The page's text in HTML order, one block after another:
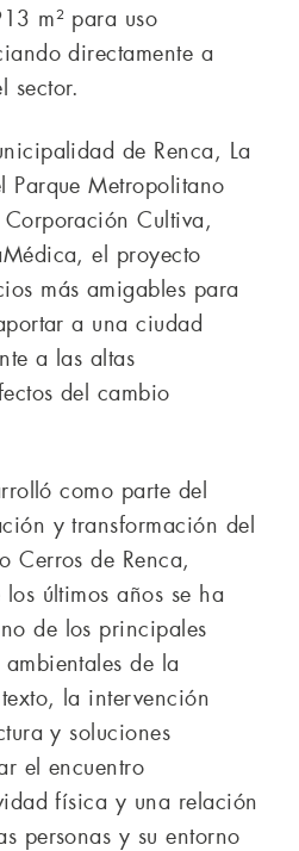
m² para uso
directamente a
sector.
de Renca, La
Parque Metropolitano
Cultiva,
el proyecto
más amigables para
a una ciudad
a las altas
del cambio
como parte del
y transformación del
Cerros de Renca,
últimos años se ha
de los principales
de la
la intervención
y soluciones
el encuentro
física y una relación
personas y su entorno